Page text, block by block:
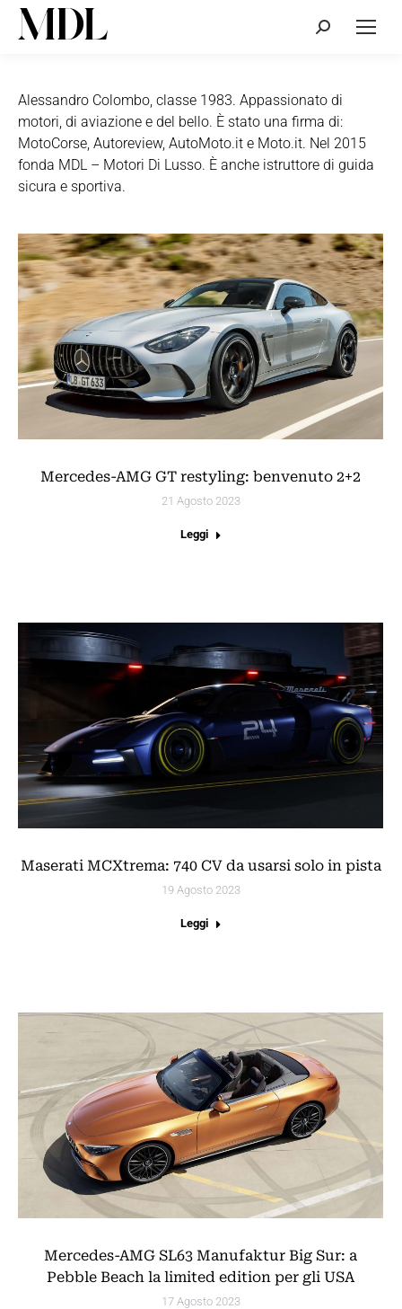
Cerca:
Alessandro Colombo, classe 1983. Appassionato di
motori, di aviazione e del bello. È stato una firma di:
MotoCorse, Autoreview, AutoMoto.it e Moto.it. Nel 2015
fonda MDL – Motori Di Lusso. È anche istruttore di guida
sicura e sportiva.
Mercedes-AMG GT restyling: benvenuto 2+2
21 Agosto 2023
Leggi
Maserati MCXtrema: 740 CV da usarsi solo in pista
19 Agosto 2023
Leggi
Mercedes-AMG SL63 Manufaktur Big Sur: a
Pebble Beach la limited edition per gli USA
17 Agosto 2023